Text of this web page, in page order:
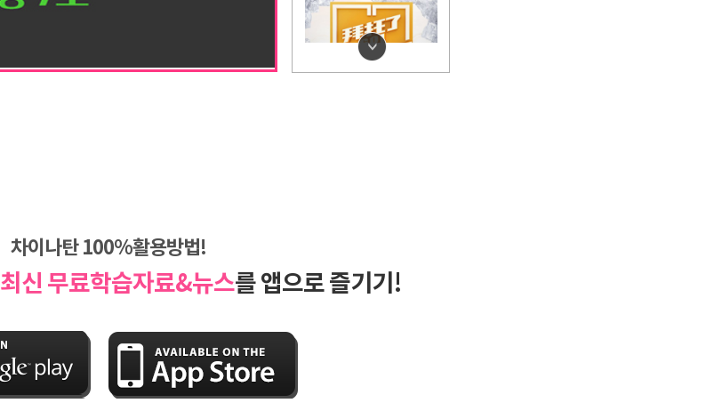
차이나탄 100%활용방법!
최신 무료학습자료&뉴스를 앱으로 즐기기!